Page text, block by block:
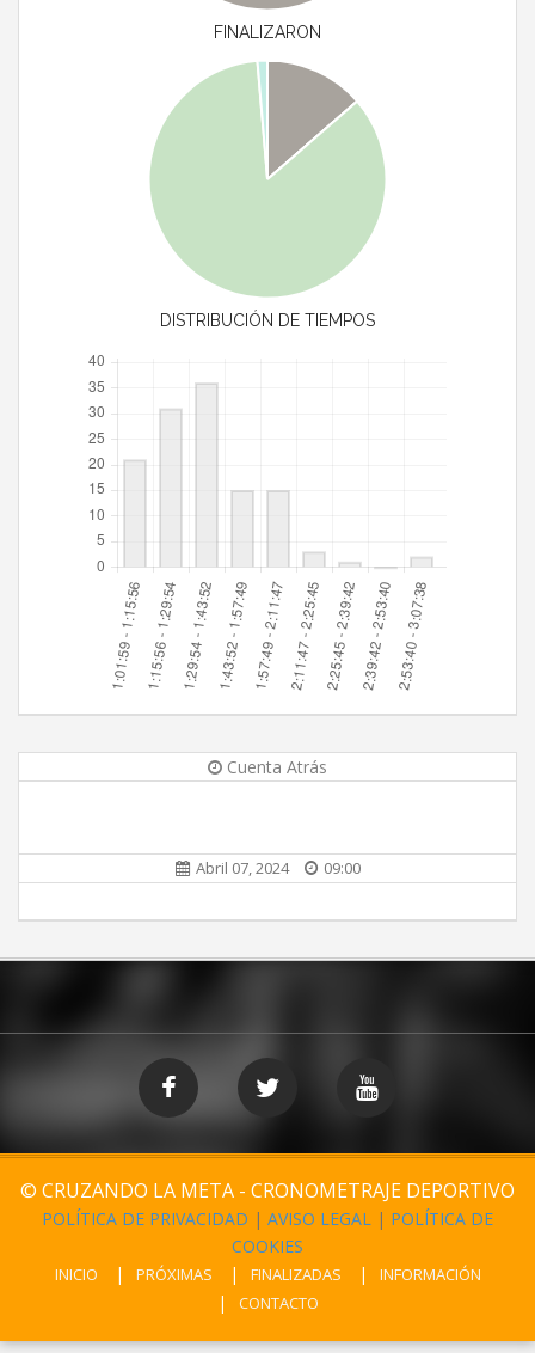
FINALIZARON
DISTRIBUCIÓN DE TIEMPOS
Cuenta Atrás
Abril 07, 2024 09:00
© CRUZANDO LA META - CRONOMETRAJE DEPORTIVO
POLÍTICA DE PRIVACIDAD | AVISO LEGAL | POLÍTICA DE
COOKIES
INICIO PRÓXIMAS FINALIZADAS
INFORMACIÓN
CONTACTO